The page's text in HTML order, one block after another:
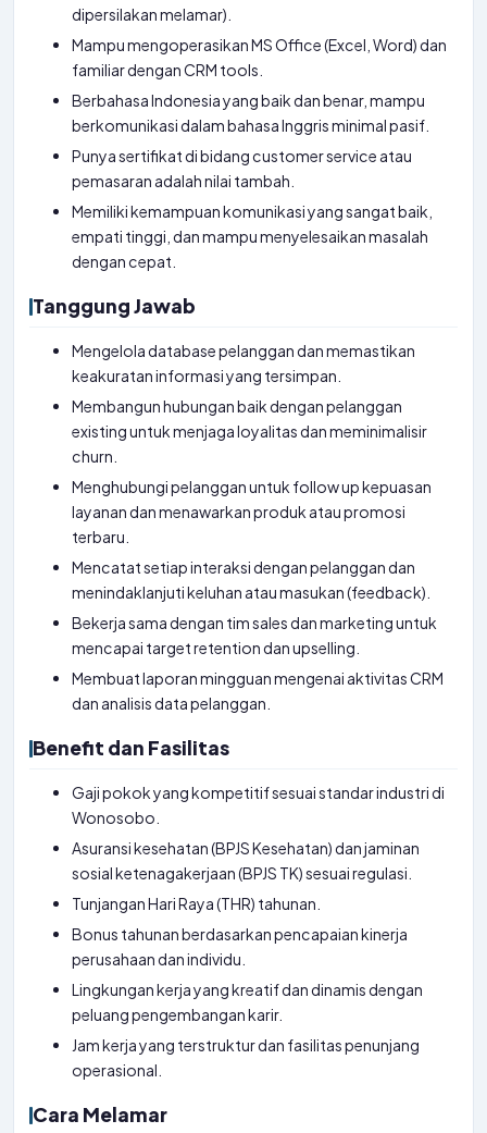
dipersilakan melamar).
Mampu mengoperasikan MS Office (Excel, Word) dan
familiar dengan CRM tools.
Berbahasa Indonesia yang baik dan benar, mampu
berkomunikasi dalam bahasa Inggris minimal pasif.
Punya sertifikat di bidang customer service atau
pemasaran adalah nilai tambah.
Memiliki kemampuan komunikasi yang sangat baik,
empati tinggi, dan mampu menyelesaikan masalah
dengan cepat.
Tanggung Jawab
Mengelola database pelanggan dan memastikan
keakuratan informasi yang tersimpan.
Membangun hubungan baik dengan pelanggan
existing untuk menjaga loyalitas dan meminimalisir
churn.
Menghubungi pelanggan untuk follow up kepuasan
layanan dan menawarkan produk atau promosi
terbaru.
Mencatat setiap interaksi dengan pelanggan dan
menindaklanjuti keluhan atau masukan (feedback).
Bekerja sama dengan tim sales dan marketing untuk
mencapai target retention dan upselling.
Membuat laporan mingguan mengenai aktivitas CRM
dan analisis data pelanggan.
Benefit dan Fasilitas
Gaji pokok yang kompetitif sesuai standar industri di
Wonosobo.
Asuransi kesehatan (BPJS Kesehatan) dan jaminan
sosial ketenagakerjaan (BPJS TK) sesuai regulasi.
Tunjangan Hari Raya (THR) tahunan.
Bonus tahunan berdasarkan pencapaian kinerja
perusahaan dan individu.
Lingkungan kerja yang kreatif dan dinamis dengan
peluang pengembangan karir.
Jam kerja yang terstruktur dan fasilitas penunjang
operasional.
Cara Melamar